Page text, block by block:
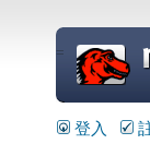
=
登入